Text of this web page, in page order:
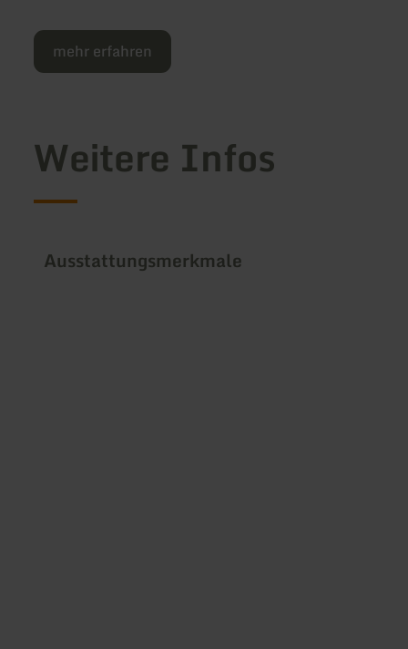
mehr erfahren
Weitere Infos
Ausstattungsmerkmale